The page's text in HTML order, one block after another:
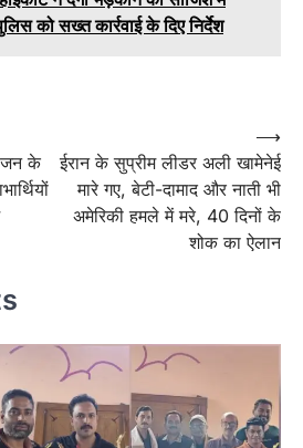
को सख्त कार्रवाई के दिए निर्देश
जन के
ईरान के सुप्रीम लीडर अली खामेनेई
मारे गए, बेटी-दामाद और नाती भी
अमेरिकी हमले में मरे, 40 दिनों के
शोक का ऐलान
⟶